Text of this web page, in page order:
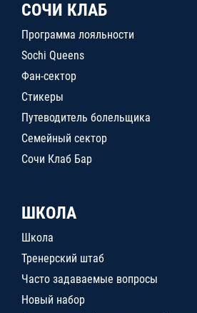
СОЧИ КЛАБ
Программа лояльности
Sochi Queens
Фан-сектор
Стикеры
Путеводитель болельщика
Семейный сектор
Сочи Клаб Бар
ШКОЛА
Школа
Тренерский штаб
Часто задаваемые вопросы
Новый набор